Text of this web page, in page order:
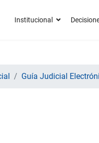
Institucional
Guía Judicial